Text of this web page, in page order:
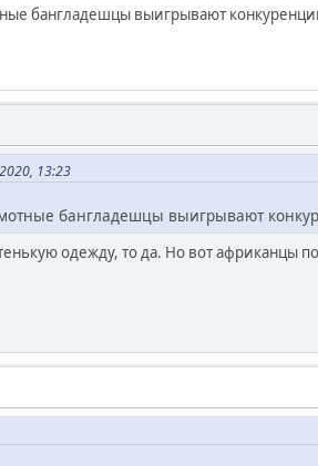
бангладешцы выигрывают
13:23
бангладешцы выигрывают
одежду, то да. Но вот африканцы